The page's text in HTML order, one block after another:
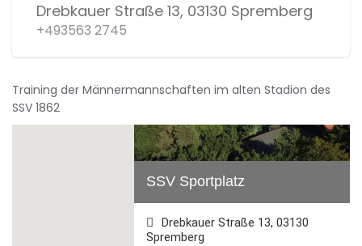
Drebkauer Straße 13, 03130 Spremberg
+493563 2745
Training der Männermannschaften im alten Stadion des
SSV 1862
SSV Sportplatz
Drebkauer Straße 13, 03130
Spremberg